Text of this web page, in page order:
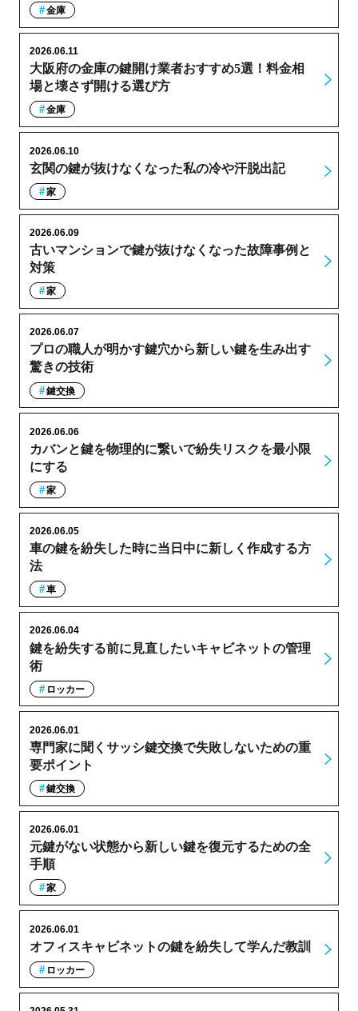
金庫
大阪府の金庫の鍵開け業者おすすめ5選！料金相
場と壊さず開ける選び方
2026.06.11
金庫
玄関の鍵が抜けなくなった私の冷や汗脱出記
2026.06.10
家
古いマンションで鍵が抜けなくなった故障事例と
対策
2026.06.09
家
プロの職人が明かす鍵穴から新しい鍵を生み出す
驚きの技術
2026.06.07
鍵交換
カバンと鍵を物理的に繋いで紛失リスクを最小限
にする
2026.06.06
家
車の鍵を紛失した時に当日中に新しく作成する方
法
2026.06.05
車
鍵を紛失する前に見直したいキャビネットの管理
術
2026.06.04
ロッカー
専門家に聞くサッシ鍵交換で失敗しないための重
要ポイント
2026.06.01
鍵交換
元鍵がない状態から新しい鍵を復元するための全
手順
2026.06.01
家
オフィスキャビネットの鍵を紛失して学んだ教訓
2026.06.01
ロッカー